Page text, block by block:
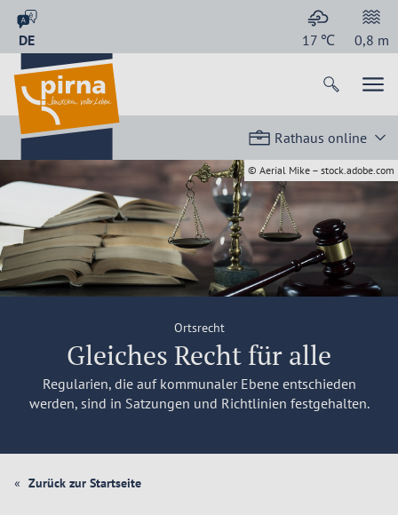
DE 17℃ 0,8 m
Rathaus online
Ortsrecht
Gleiches Recht für alle
Regularien, die auf kommunaler Ebene entschieden
werden, sind in Satzungen und Richtlinien festgehalten.
© Aerial Mike – stock.adobe.com
Zurück zur Startseite